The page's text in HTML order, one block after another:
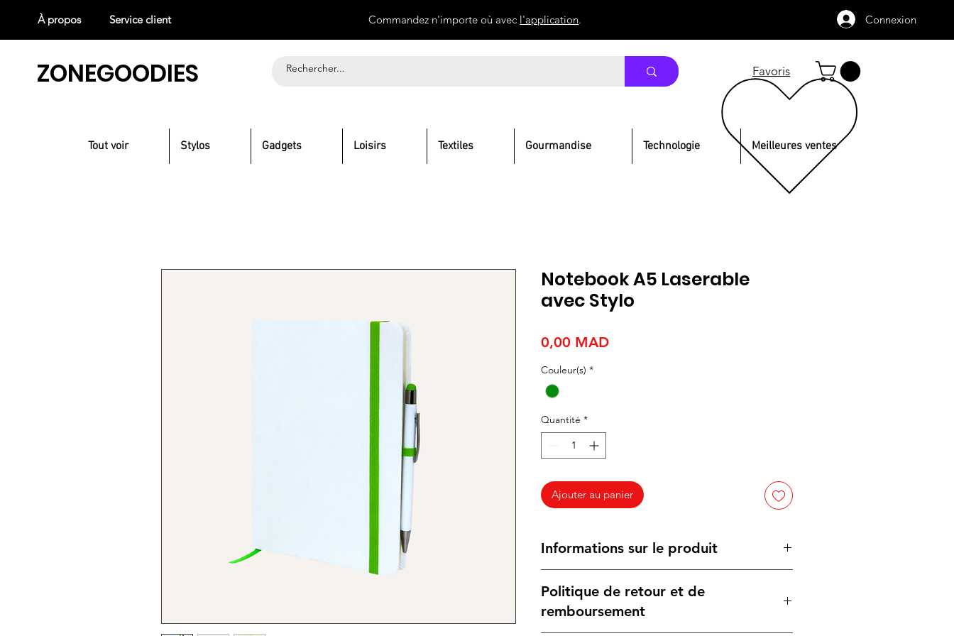
À propos Service client Commandez n'importe où avec l'application. Connexion
ZONEGOODIES Favoris
Tout voir Stylos Gadgets Loisirs Textiles Gourmandise Technologie Meilleures ventes
Notebook A5 Laserable
avec Stylo
0,00 MADPrix
Couleur(s) *
Quantité *
Ajouter au panier
Informations sur le produit
avec stylo en aluminium à bille laserable avec
fonction stylet
Politique de retour et de
remboursement